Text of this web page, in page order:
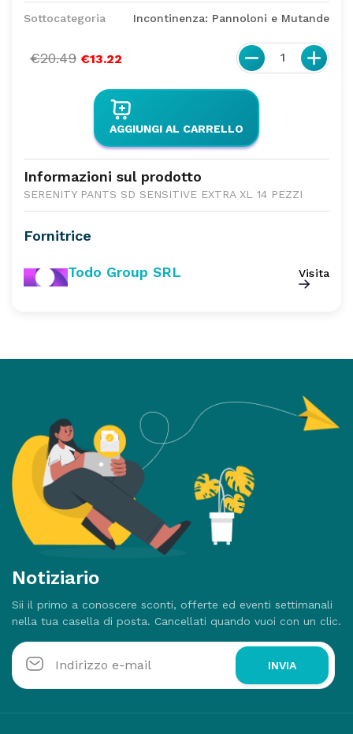
Sottocategoria Incontinenza: Pannoloni e Mutande
€20.49 €13.22 1
AGGIUNGI AL CARRELLO
Informazioni sul prodotto
SERENITY PANTS SD SENSITIVE EXTRA XL 14 PEZZI
Fornitrice
Todo Group SRL Visita
Notiziario
Sii il primo a conoscere sconti, offerte ed eventi settimanali
nella tua casella di posta. Cancellati quando vuoi con un clic.
INVIA